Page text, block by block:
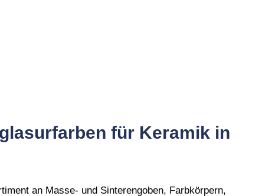
für Keramik in
an Masse- und Sinterengoben, Farbkörpern,